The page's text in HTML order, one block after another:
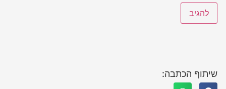
שיתוף הכתבה: